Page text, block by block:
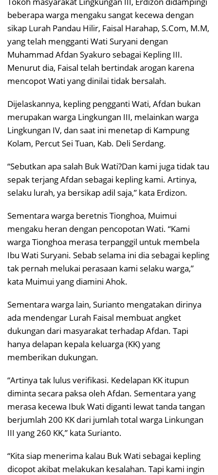
beberapa warga mengaku sangat kecewa dengan
sikap Lurah Pandau Hilir, Faisal Harahap, S.Com, M.M,
yang telah mengganti Wati Suryani dengan
Muhammad Afdan Syakuro sebagai Kepling III.
Menurut dia, Faisal telah bertindak arogan karena
mencopot Wati yang dinilai tidak bersalah.
Dijelaskannya, kepling pengganti Wati, Afdan bukan
merupakan warga Lingkungan III, melainkan warga
Lingkungan IV, dan saat ini menetap di Kampung
Kolam, Percut Sei Tuan, Kab. Deli Serdang.
“Sebutkan apa salah Buk Wati?Dan kami juga tidak tau
sepak terjang Afdan sebagai kepling kami. Artinya,
selaku lurah, ya bersikap adil saja,” kata Erdizon.
Sementara warga beretnis Tionghoa, Muimui
mengaku heran dengan pencopotan Wati. “Kami
warga Tionghoa merasa terpanggil untuk membela
Ibu Wati Suryani. Sebab selama ini dia sebagai kepling
tak pernah melukai perasaan kami selaku warga,”
kata Muimui yang diamini Ahok.
Sementara warga lain, Surianto mengatakan dirinya
ada mendengar Lurah Faisal membuat angket
dukungan dari masyarakat terhadap Afdan. Tapi
hanya delapan kepala keluarga (KK) yang
memberikan dukungan.
“Artinya tak lulus verifikasi. Kedelapan KK itupun
diminta secara paksa oleh Afdan. Sementara yang
merasa kecewa Ibuk Wati diganti lewat tanda tangan
berjumlah 200 KK dari jumlah total warga Linkungan
III yang 260 KK,” kata Surianto.
“Kita siap menerima kalau Buk Wati sebagai kepling
dicopot akibat melakukan kesalahan. Tapi kami ingin